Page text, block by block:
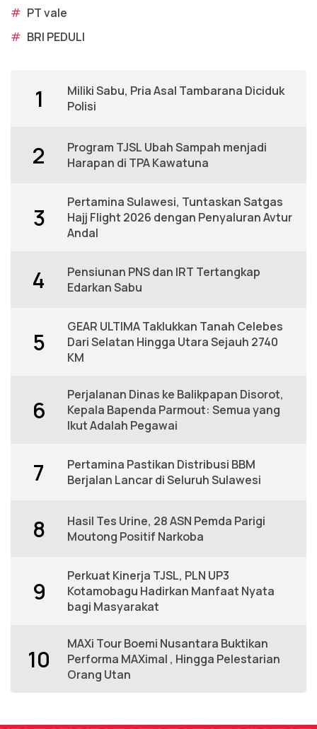
# PT vale
# BRI PEDULI
1
Miliki Sabu, Pria Asal Tambarana Diciduk
Polisi
2
Program TJSL Ubah Sampah menjadi
Harapan di TPA Kawatuna
3
Pertamina Sulawesi, Tuntaskan Satgas
Hajj Flight 2026 dengan Penyaluran Avtur
Andal
4
Pensiunan PNS dan IRT Tertangkap
Edarkan Sabu
5
GEAR ULTIMA Taklukkan Tanah Celebes
Dari Selatan Hingga Utara Sejauh 2740
KM
6
Perjalanan Dinas ke Balikpapan Disorot,
Kepala Bapenda Parmout: Semua yang
Ikut Adalah Pegawai
7
Pertamina Pastikan Distribusi BBM
Berjalan Lancar di Seluruh Sulawesi
8
Hasil Tes Urine, 28 ASN Pemda Parigi
Moutong Positif Narkoba
9
Perkuat Kinerja TJSL, PLN UP3
Kotamobagu Hadirkan Manfaat Nyata
bagi Masyarakat
10
MAXi Tour Boemi Nusantara Buktikan
Performa MAXimal , Hingga Pelestarian
Orang Utan